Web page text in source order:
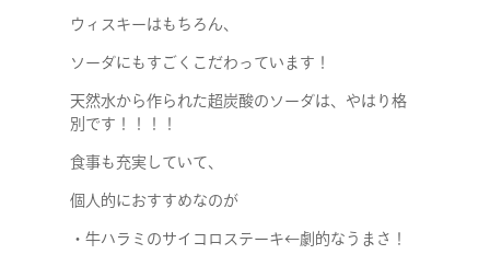
ウィスキーはもちろん、
ソーダにもすごくこだわっています！
天然水から作られた超炭酸のソーダは、やはり格
別です！！！！
食事も充実していて、
個人的におすすめなのが
・牛ハラミのサイコロステーキ←劇的なうまさ！